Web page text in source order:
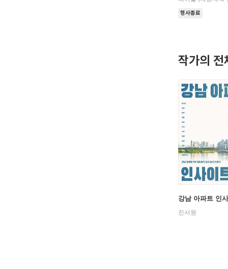
행사종료
작가의 전
강남 아파트 인
진서원